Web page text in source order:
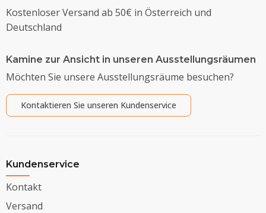
Kostenloser Versand ab 50€ in Österreich und
Deutschland
Kamine zur Ansicht in unseren Ausstellungsräumen
Möchten Sie unsere Ausstellungsräume besuchen?
Kontaktieren Sie unseren Kundenservice
Kundenservice
Kontakt
Versand